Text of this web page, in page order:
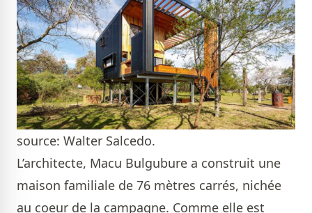
source: Walter Salcedo.
L’architecte, Macu Bulgubure a construit une
maison familiale de 76 mètres carrés, nichée
au coeur de la campagne. Comme elle est